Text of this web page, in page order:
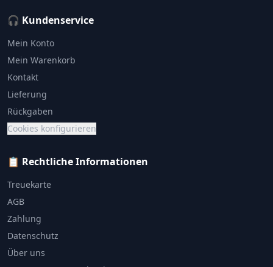
🎧 Kundenservice
Mein Konto
Mein Warenkorb
Kontakt
Lieferung
Rückgaben
Cookies konfigurieren
📋 Rechtliche Informationen
Treuekarte
AGB
Zahlung
Datenschutz
Über uns